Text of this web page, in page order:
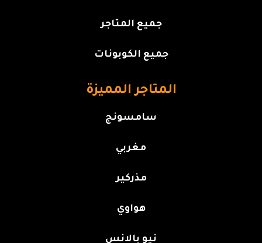
جميع المتاجر
جميع الكوبونات
المتاجر المميزة
سامسونج
مغربي
مذركير
هواوي
نيو بالانس